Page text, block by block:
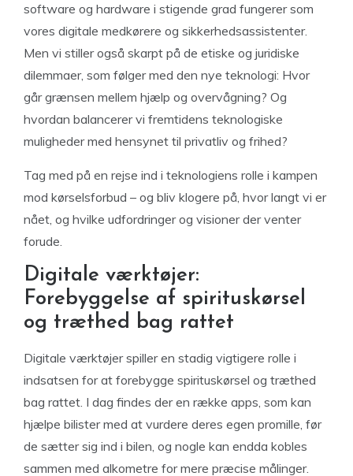
software og hardware i stigende grad fungerer som
vores digitale medkørere og sikkerhedsassistenter.
Men vi stiller også skarpt på de etiske og juridiske
dilemmaer, som følger med den nye teknologi: Hvor
går grænsen mellem hjælp og overvågning? Og
hvordan balancerer vi fremtidens teknologiske
muligheder med hensynet til privatliv og frihed?
Tag med på en rejse ind i teknologiens rolle i kampen
mod kørselsforbud – og bliv klogere på, hvor langt vi er
nået, og hvilke udfordringer og visioner der venter
forude.
Digitale værktøjer:
Forebyggelse af spirituskørsel
og træthed bag rattet
Digitale værktøjer spiller en stadig vigtigere rolle i
indsatsen for at forebygge spirituskørsel og træthed
bag rattet. I dag findes der en række apps, som kan
hjælpe bilister med at vurdere deres egen promille, før
de sætter sig ind i bilen, og nogle kan endda kobles
sammen med alkometre for mere præcise målinger.